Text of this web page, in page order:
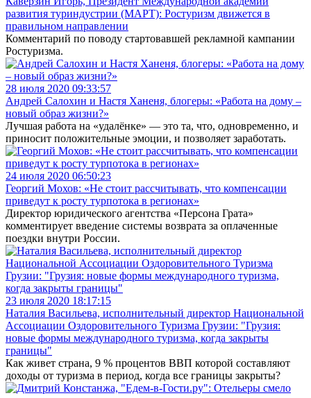
развития туриндустрии (МАРТ): Ростуризм движется в
правильном направлении
Комментарий по поводу стартовавшей рекламной кампании
Ростуризма.
28 июля 2020 09:33:57
Андрей Салохин и Настя Ханеня, блогеры: «Работа на дому –
новый образ жизни?»
Лучшая работа на «удалёнке» — это та, что, одновременно, и
приносит положительные эмоции, и позволяет заработать.
24 июля 2020 06:50:23
Георгий Мохов: «Не стоит рассчитывать, что компенсации
приведут к росту турпотока в регионах»
Директор юридического агентства «Персона Грата»
комментирует введение системы возврата за оплаченные
поездки внутри России.
23 июля 2020 18:17:15
Наталия Васильева, исполнительный директор Национальной
Ассоциации Оздоровительного Туризма Грузии: "Грузия:
новые формы международного туризма, когда закрыты
границы"
Как живет страна, 9 % процентов ВВП которой составляют
доходы от туризма в период, когда все границы закрыты?